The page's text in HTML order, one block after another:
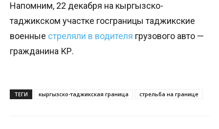
Напомним, 22 декабря на кыргызско-
таджикском участке госграницы таджикские
военные стреляли в водителя грузового авто —
гражданина КР.
ТЕГИ кыргызско-таджикская граница стрельба на границе